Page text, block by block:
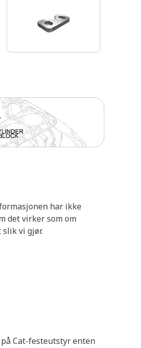
har ikke
det virker som om
vi gjør.
Cat-festeutstyr enten